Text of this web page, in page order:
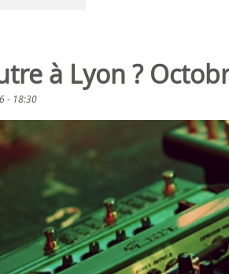
à Lyon ?
- 18:30